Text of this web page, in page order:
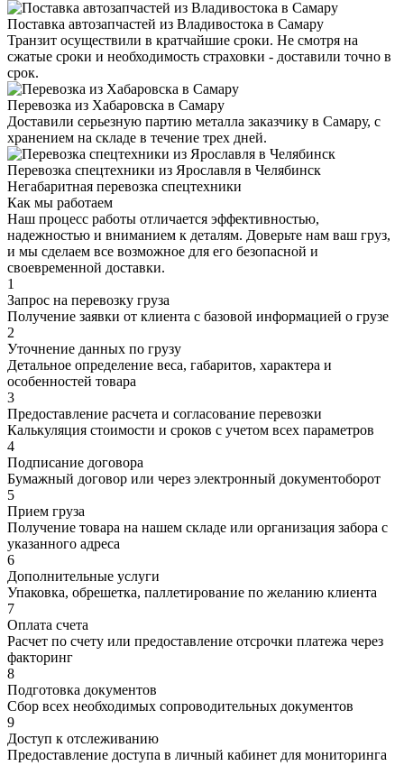
Поставка автозапчастей из Владивостока в Самару
Транзит осуществили в кратчайшие сроки. Не смотря на
сжатые сроки и необходимость страховки - доставили точно в
срок.
Перевозка из Хабаровска в Самару
Доставили серьезную партию металла заказчику в Самару, с
хранением на складе в течение трех дней.
Перевозка спецтехники из Ярославля в Челябинск
Негабаритная перевозка спецтехники
Как мы работаем
Наш процесс работы отличается эффективностью,
надежностью и вниманием к деталям. Доверьте нам ваш груз,
и мы сделаем все возможное для его безопасной и
своевременной доставки.
1
Запрос на перевозку груза
Получение заявки от клиента с базовой информацией о грузе
2
Уточнение данных по грузу
Детальное определение веса, габаритов, характера и
особенностей товара
3
Предоставление расчета и согласование перевозки
Калькуляция стоимости и сроков с учетом всех параметров
4
Подписание договора
Бумажный договор или через электронный документоборот
5
Прием груза
Получение товара на нашем складе или организация забора с
указанного адреса
6
Дополнительные услуги
Упаковка, обрешетка, паллетирование по желанию клиента
7
Оплата счета
Расчет по счету или предоставление отсрочки платежа через
факторинг
8
Подготовка документов
Сбор всех необходимых сопроводительных документов
9
Доступ к отслеживанию
Предоставление доступа в личный кабинет для мониторинга